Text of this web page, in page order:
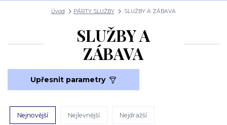
Úvod PÁRTY SLUŽBY SLUŽBY A ZÁBAVA
SLUŽBY A
ZÁBAVA
Upřesnit parametry
Nejnovější Nejlevnější Nejdražší